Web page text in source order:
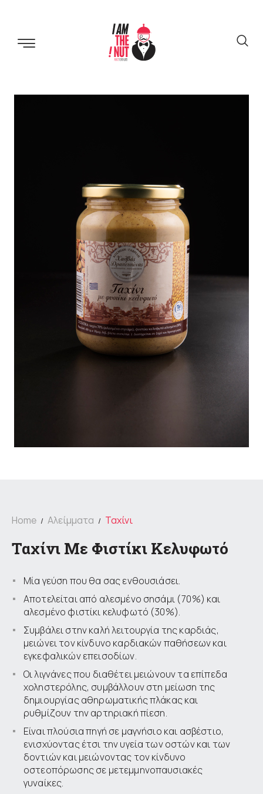
Home Αλείμματα Ταχίνι
Ταχίνι Με Φιστίκι Κελυφωτό
Μία γεύση που θα σας ενθουσιάσει.
Αποτελείται από αλεσμένο σησάμι (70%) και
αλεσμένο φιστίκι κελυφωτό (30%).
Συμβάλει στην καλή λειτουργία της καρδιάς,
μειώνει τον κίνδυνο καρδιακών παθήσεων και
εγκεφαλικών επεισοδίων.
Οι λιγνάνες που διαθέτει μειώνουν τα επίπεδα
χοληστερόλης, συμβάλλουν στη μείωση της
δημιουργίας αθηρωματικής πλάκας και
ρυθμίζουν την αρτηριακή πίεση.
Είναι πλούσια πηγή σε μαγνήσιο και ασβέστιο,
ενισχύοντας έτσι την υγεία των οστών και των
δοντιών και μειώνοντας τον κίνδυνο
οστεοπόρωσης σε μετεμμηνοπαυσιακές
γυναίκες.